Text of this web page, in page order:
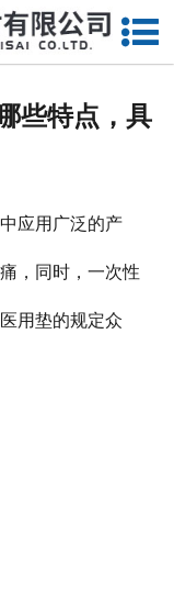
网站首页
厂房设备
些特点，具
应用广泛的产
，同时，一次性
用垫的规定众